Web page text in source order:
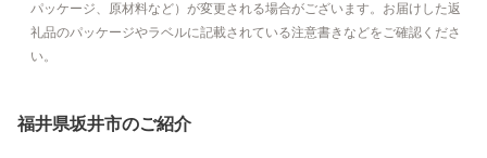
パッケージ、原材料など）が変更される場合がございます。お届けした返
礼品のパッケージやラベルに記載されている注意書きなどをご確認くださ
い。
福井県坂井市のご紹介